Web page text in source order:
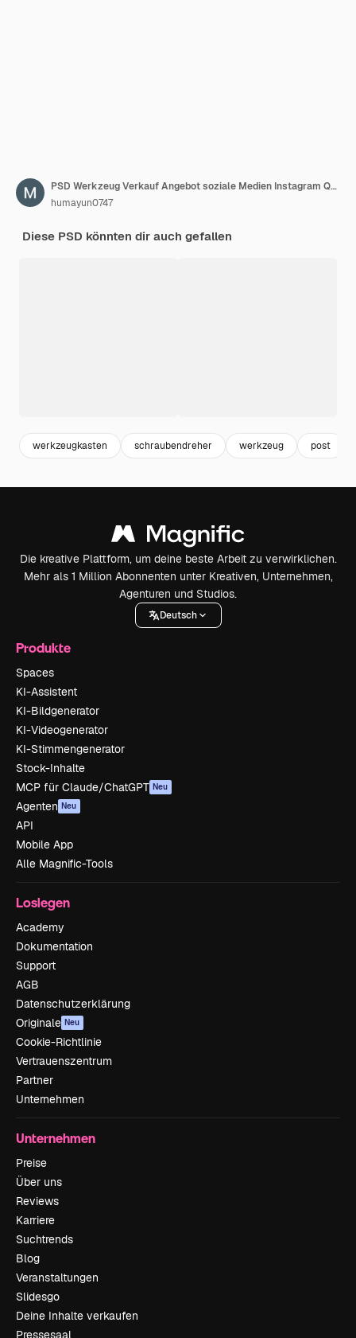
PSD Werkzeug Verkauf Angebot soziale Medien Instagram Quadrat Post für Werbung Werkzeugladen Bohrbanner
humayun0747
Diese PSD könnten dir auch gefallen
werkzeugkasten schraubendreher werkzeug post
Die kreative Plattform, um deine beste Arbeit zu verwirklichen.
Mehr als 1 Million Abonnenten unter Kreativen, Unternehmen,
Agenturen und Studios.
Deutsch
Produkte
Spaces
KI-Assistent
KI-Bildgenerator
KI-Videogenerator
KI-Stimmengenerator
Stock-Inhalte
MCP für Claude/ChatGPT Neu
Agenten Neu
API
Mobile App
Alle Magnific-Tools
Loslegen
Academy
Dokumentation
Support
AGB
Datenschutzerklärung
Originale Neu
Cookie-Richtlinie
Vertrauenszentrum
Partner
Unternehmen
Unternehmen
Preise
Über uns
Reviews
Karriere
Suchtrends
Blog
Veranstaltungen
Slidesgo
Deine Inhalte verkaufen
Pressesaal